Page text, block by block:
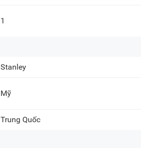
1
Stanley
Mỹ
Trung Quốc